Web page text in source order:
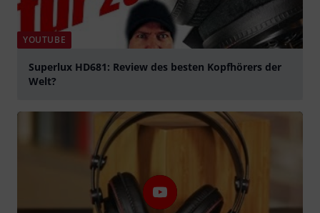
YOUTUBE
Superlux HD681: Review des besten Kopfhörers der
Welt?